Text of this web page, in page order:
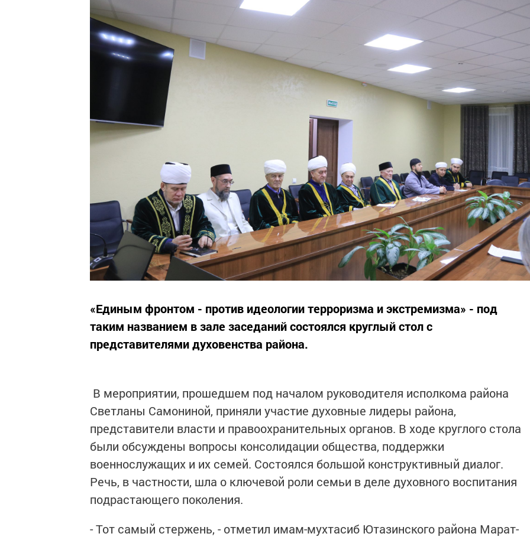
«Единым фронтом - против идеологии терроризма и экстремизма» - под
таким названием в зале заседаний состоялся круглый стол с
представителями духовенства района.
В мероприятии, прошедшем под началом руководителя исполкома района
Светланы Самониной, приняли участие духовные лидеры района,
представители власти и правоохранительных органов. В ходе круглого стола
были обсуждены вопросы консолидации общества, поддержки
военнослужащих и их семей. Состоялся большой конструктивный диалог.
Речь, в частности, шла о ключевой роли семьи в деле духовного воспитания
подрастающего поколения.
- Тот самый стержень, - отметил имам-мухтасиб Ютазинского района Марат-